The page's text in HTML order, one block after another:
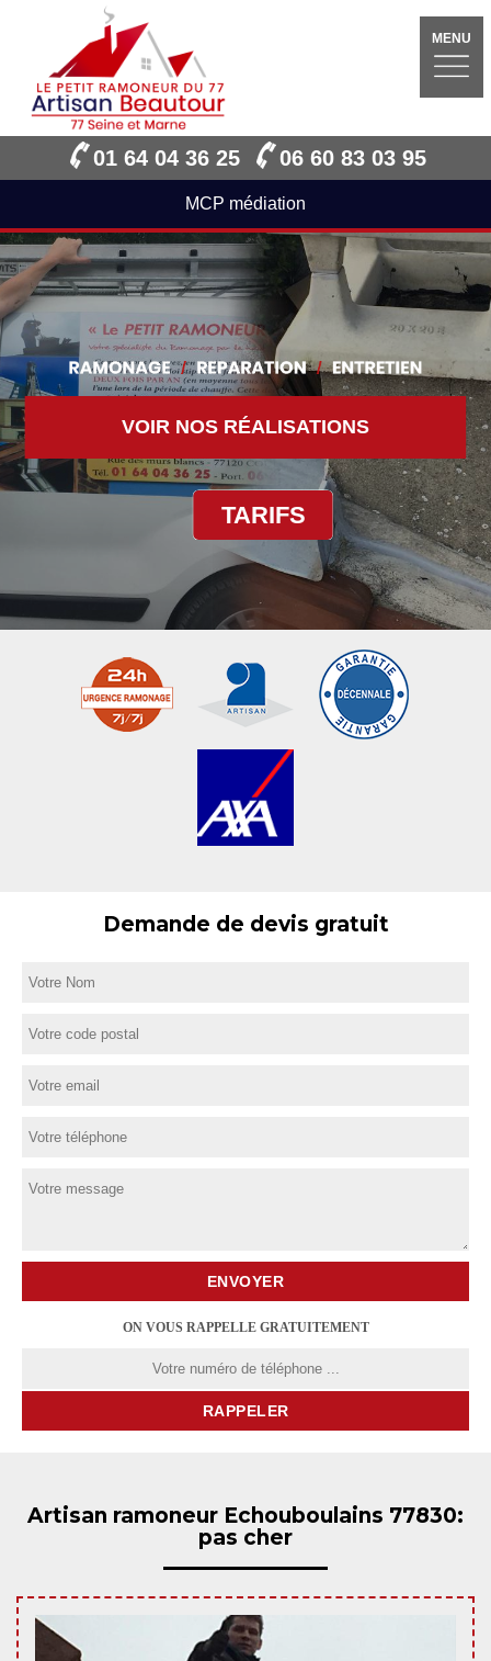
MENU
01 64 04 36 25 06 60 83 03 95
MCP médiation
VOIR NOS RÉALISATIONS
TARIFS
Demande de devis gratuit
ON VOUS RAPPELLE GRATUITEMENT
Artisan ramoneur Echouboulains 77830:
pas cher